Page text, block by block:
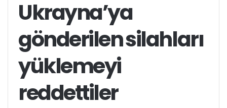
Ukrayna’ya
gönderilen silahları
yüklemeyi
reddettiler